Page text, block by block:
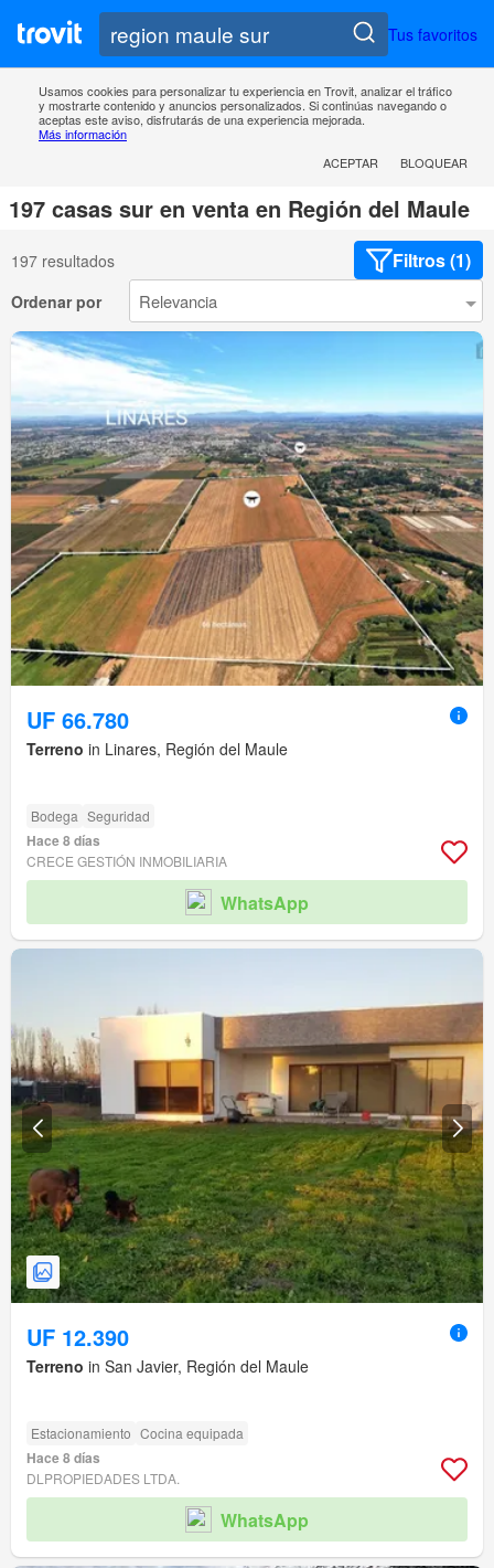
Tus favoritos
Usamos cookies para personalizar tu experiencia en Trovit, analizar el tráfico
y mostrarte contenido y anuncios personalizados. Si continúas navegando o
aceptas este aviso, disfrutarás de una experiencia mejorada.
Más información
ACEPTAR
BLOQUEAR
197 casas sur en venta en Región del Maule
197 resultados Filtros (1)
Ordenar por
UF 66.780
Terreno in Linares, Región del Maule
Bodega Seguridad
Hace 8 días
CRECE GESTIÓN INMOBILIARIA
WhatsApp
UF 12.390
Terreno in San Javier, Región del Maule
Estacionamiento Cocina equipada
Hace 8 días
DLPROPIEDADES LTDA.
WhatsApp